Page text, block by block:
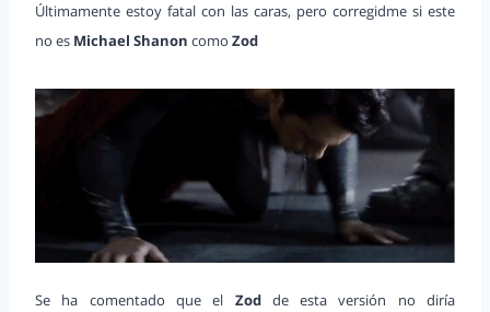
Últimamente estoy fatal con las caras, pero corregidme si este
no es Michael Shanon como Zod
Se ha comentado que el Zodde esta versión no diría